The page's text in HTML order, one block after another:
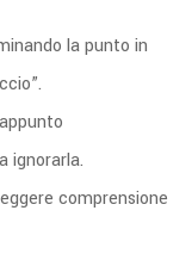
la punto in
ignorarla.
comprensione